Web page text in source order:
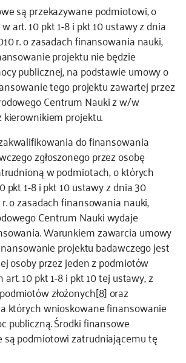
są przekazywane podmiotowi, o
art. 10 pkt 1-8 i pkt 10 ustawy z dnia
r. o zasadach finansowania nauki,
projektu nie będzie
publicznej, na podstawie umowy o
tego projektu zawartej przez
Centrum Nauki z w/w
projektu.
do finansowania
zgłoszonego przez osobę
w podmiotach, o których
pkt 1-8 i pkt 10 ustawy z dnia 30
o zasadach finansowania nauki,
Centrum Nauki wydaje
Warunkiem zawarcia umowy
projektu badawczego jest
osoby przez jeden z podmiotów
10 pkt 1-8 i pkt 10 tej ustawy, z
złożonych[8]oraz
których wnioskowane finansowanie
publiczną. Środki finansowe
są podmiotowi zatrudniającemu tę